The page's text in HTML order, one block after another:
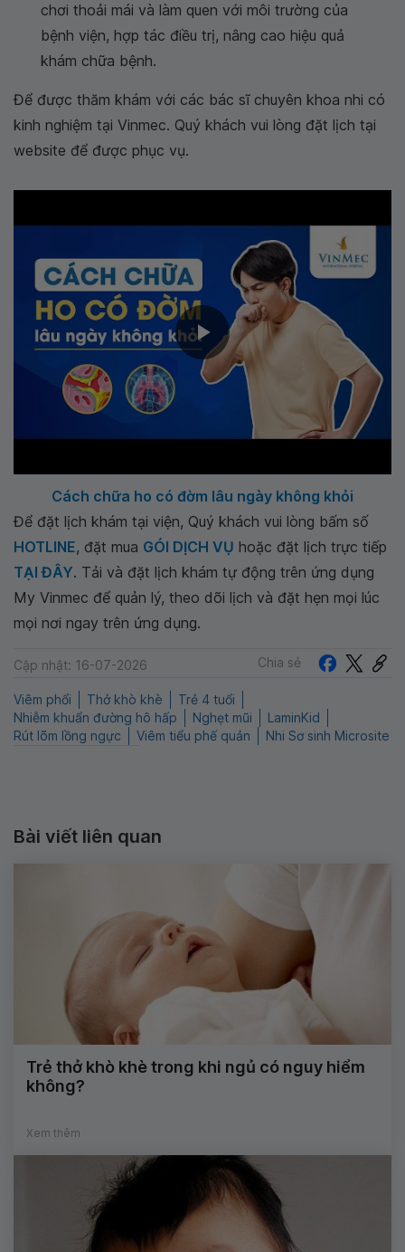
chơi thoải mái và làm quen với môi trường của
bệnh viện, hợp tác điều trị, nâng cao hiệu quả
khám chữa bệnh.
Để được thăm khám với các bác sĩ chuyên khoa nhi có
kinh nghiệm tại Vinmec. Quý khách vui lòng đặt lịch tại
website để được phục vụ.
Cách chữa ho có đờm lâu ngày không khỏi
Để đặt lịch khám tại viện, Quý khách vui lòng bấm số
HOTLINE, đặt mua GÓI DỊCH VỤ hoặc đặt lịch trực tiếp
TẠI ĐÂY. Tải và đặt lịch khám tự động trên ứng dụng
My Vinmec để quản lý, theo dõi lịch và đặt hẹn mọi lúc
mọi nơi ngay trên ứng dụng.
Cập nhật: 16-07-2026 Chia sẻ
Viêm phổi Thở khò khè
Trẻ 4 tuổi
Nhiễm khuẩn đường hô hấp
Nghẹt mũi
LaminKid
Rút lõm lồng ngực
Viêm tiểu phế quản Nhi Sơ sinh Microsite
Bài viết liên quan
Trẻ thở khò khè trong khi ngủ có nguy hiểm
không?
Xem thêm